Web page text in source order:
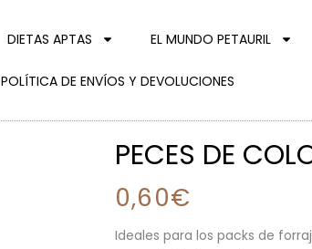
DIETAS APTAS EL MUNDO PETAURIL
POLÍTICA DE ENVÍOS Y DEVOLUCIONES
PECES DE
0,60€
Ideales para los packs de